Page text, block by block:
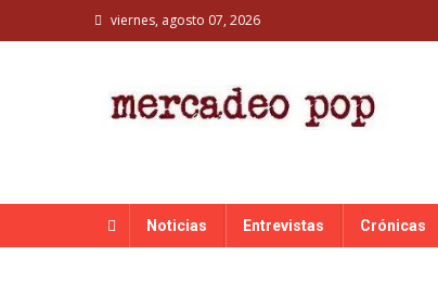
to
viernes, agosto 07, 2026
Noticias Entrevistas Crónicas